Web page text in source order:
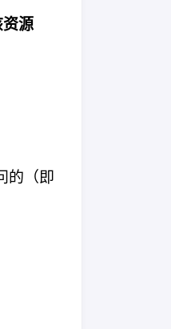
源
的（即